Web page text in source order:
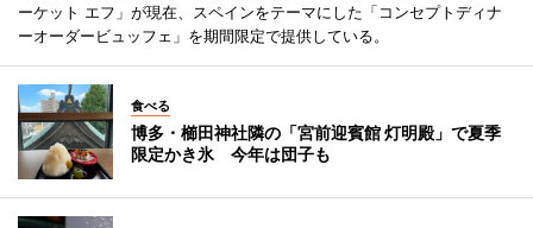
ーケット エフ」が現在、スペインをテーマにした「コンセプトディナ
ーオーダービュッフェ」を期間限定で提供している。
食べる
博多・櫛田神社隣の「宮前迎賓館 灯明殿」で夏季
限定かき氷 今年は団子も